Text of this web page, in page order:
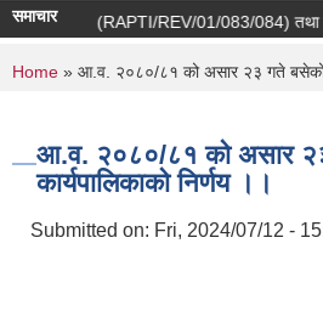
समाचार नं. (RAPTI/REV/01/083/084) तथा
You are here
Home » आ.व. २०८०/८१ को असार २३ गते बसेको
आ.व. २०८०/८१ को असार
कार्यपालिकाको निर्णय ।।
Submitted on: Fri, 2024/07/12 -